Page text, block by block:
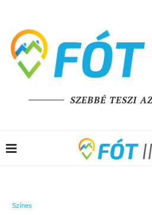
SZEBBÉ TESZI
Színes